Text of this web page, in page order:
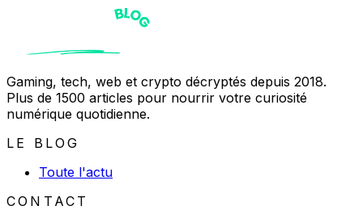
Gaming, tech, web et crypto décryptés depuis 2018.
Plus de 1500 articles pour nourrir votre curiosité
numérique quotidienne.
LE BLOG
Toute l'actu
CONTACT